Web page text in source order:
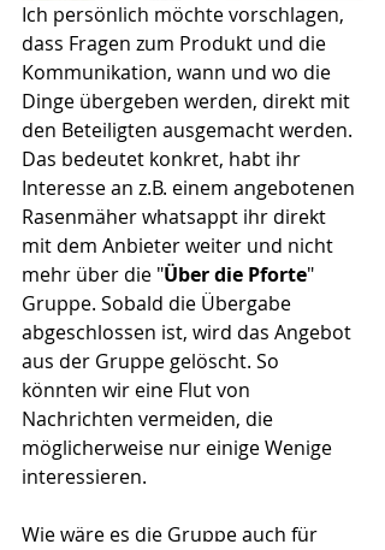
Ich persönlich möchte vorschlagen,
dass Fragen zum Produkt und die
Kommunikation, wann und wo die
Dinge übergeben werden, direkt mit
den Beteiligten ausgemacht werden.
Das bedeutet konkret, habt ihr
Interesse an z.B. einem angebotenen
Rasenmäher whatsappt ihr direkt
mit dem Anbieter weiter und nicht
mehr über die "Über die Pforte"
Gruppe. Sobald die Übergabe
abgeschlossen ist, wird das Angebot
aus der Gruppe gelöscht. So
könnten wir eine Flut von
Nachrichten vermeiden, die
möglicherweise nur einige Wenige
interessieren.
Wie wäre es die Gruppe auch für